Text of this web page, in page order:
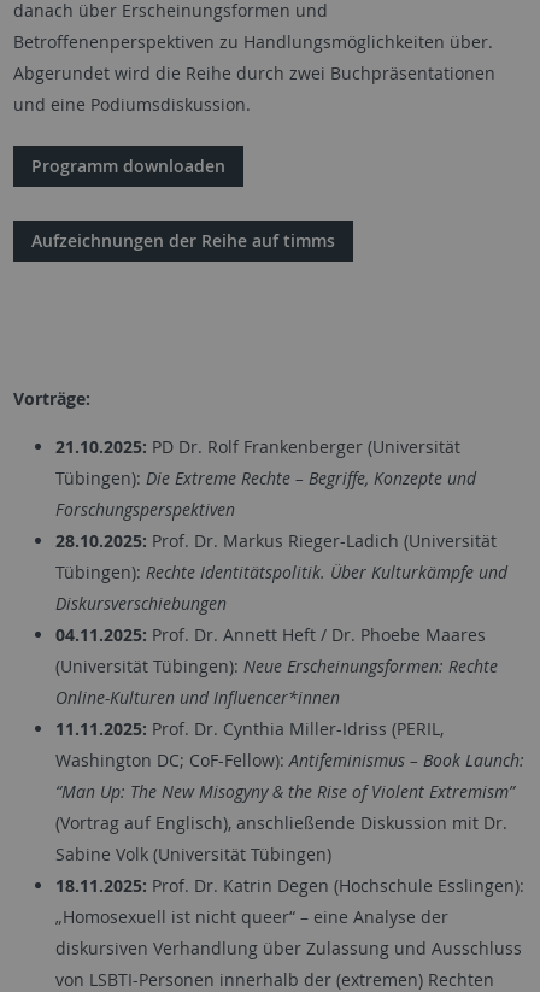
danach über Erscheinungsformen und
Betroffenenperspektiven zu Handlungsmöglichkeiten über.
Abgerundet wird die Reihe durch zwei Buchpräsentationen
und eine Podiumsdiskussion.
Programm downloaden
Aufzeichnungen der Reihe auf timms
Vorträge:
21.10.2025: PD Dr. Rolf Frankenberger (Universität
Tübingen): Die Extreme Rechte – Begriffe, Konzepte und
Forschungsperspektiven
28.10.2025: Prof. Dr. Markus Rieger-Ladich (Universität
Tübingen): Rechte Identitätspolitik. Über Kulturkämpfe und
Diskursverschiebungen
04.11.2025: Prof. Dr. Annett Heft / Dr. Phoebe Maares
(Universität Tübingen): Neue Erscheinungsformen: Rechte
Online-Kulturen und Influencer*innen
11.11.2025: Prof. Dr. Cynthia Miller-Idriss (PERIL,
Washington DC; CoF-Fellow): Antifeminismus – Book Launch:
“Man Up: The New Misogyny & the Rise of Violent Extremism”
(Vortrag auf Englisch), anschließende Diskussion mit Dr.
Sabine Volk (Universität Tübingen)
18.11.2025: Prof. Dr. Katrin Degen (Hochschule Esslingen):
„Homosexuell ist nicht queer“ – eine Analyse der
diskursiven Verhandlung über Zulassung und Ausschluss
von LSBTI-Personen innerhalb der (extremen) Rechten